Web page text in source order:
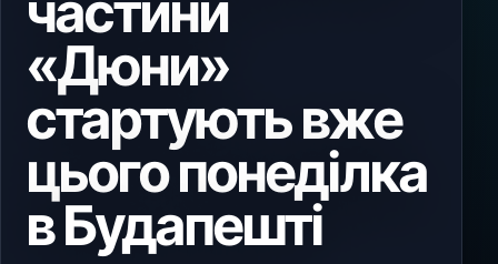
«Дюни»
стартують вже
цього понеділка
в Будапешті